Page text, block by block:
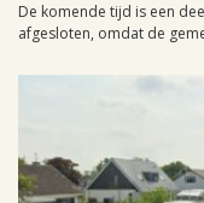
De komende tijd is een
afgesloten, omdat de